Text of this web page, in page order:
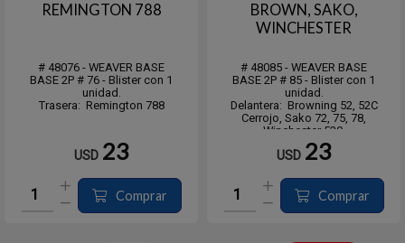
REMINGTON 788
# 48076 - WEAVER BASE
BASE 2P # 76 - Blister con 1
unidad.
Trasera: Remington 788
USD 23
Comprar
BROWN, SAKO,
WINCHESTER
# 48085 - WEAVER BASE
BASE 2P # 85 - Blister con 1
unidad.
Delantera: Browning 52, 52C
Cerrojo, Sako 72, 75, 78,
Winchester 520.
TRASERA: Browning 52, 52C
Winchester 520, Ruger 1+, 3+.
USD 23
Comprar